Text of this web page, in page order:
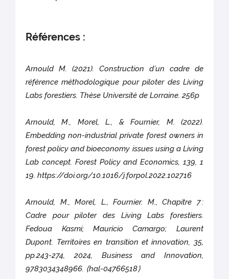
Références :
Arnould M. (2021). Construction d’un cadre de
référence méthodologique pour piloter des Living
Labs forestiers. Thèse Université de Lorraine. 256p
Arnould, M., Morel, L., & Fournier, M. (2022).
Embedding non-industrial private forest owners in
forest policy and bioeconomy issues using a Living
Lab concept. Forest Policy and Economics, 139, 1
19. https://doi.org/10.1016/j.forpol.2022.102716
Arnould, M., Morel, L., Fournier. M., Chapitre 7 :
Cadre pour piloter des Living Labs forestiers.
Fedoua Kasmi; Mauricio Camargo; Laurent
Dupont. Territoires en transition et innovation, 35,
pp.243-274, 2024, Business and Innovation,
9783034348966. ⟨hal-04766518⟩